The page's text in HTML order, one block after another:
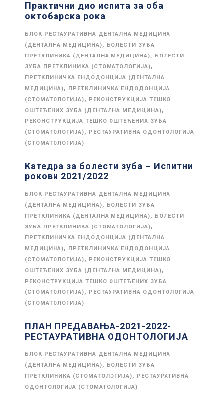
Практични дио испита за оба
октобарска рока
БЛОК РЕСТАУРАТИВНА ДЕНТАЛНА МЕДИЦИНА
(ДЕНТАЛНА МЕДИЦИНА), БОЛЕСТИ ЗУБА
ПРЕТКЛИНИКА (ДЕНТАЛНА МЕДИЦИНА), БОЛЕСТИ
ЗУБА ПРЕТКЛИНИКА (СТОМАТОЛОГИЈА),
ПРЕТКЛИНИЧКА ЕНДОДОНЦИЈА (ДЕНТАЛНА
МЕДИЦИНА), ПРЕТКЛИНИЧКА ЕНДОДОНЦИЈА
(СТОМАТОЛОГИЈА), РЕКОНСТРУКЦИЈА ТЕШКО
ОШТЕЋЕНИХ ЗУБА (ДЕНТАЛНА МЕДИЦИНА),
РЕКОНСТРУКЦИЈА ТЕШКО ОШТЕЋЕНИХ ЗУБА
(СТОМАТОЛОГИЈА), РЕСТАУРАТИВНА ОДОНТОЛОГИЈА
(СТОМАТОЛОГИЈА)
Катедра за болести зуба – Испитни
рокови 2021/2022
БЛОК РЕСТАУРАТИВНА ДЕНТАЛНА МЕДИЦИНА
(ДЕНТАЛНА МЕДИЦИНА), БОЛЕСТИ ЗУБА
ПРЕТКЛИНИКА (ДЕНТАЛНА МЕДИЦИНА), БОЛЕСТИ
ЗУБА ПРЕТКЛИНИКА (СТОМАТОЛОГИЈА),
ПРЕТКЛИНИЧКА ЕНДОДОНЦИЈА (ДЕНТАЛНА
МЕДИЦИНА), ПРЕТКЛИНИЧКА ЕНДОДОНЦИЈА
(СТОМАТОЛОГИЈА), РЕКОНСТРУКЦИЈА ТЕШКО
ОШТЕЋЕНИХ ЗУБА (ДЕНТАЛНА МЕДИЦИНА),
РЕКОНСТРУКЦИЈА ТЕШКО ОШТЕЋЕНИХ ЗУБА
(СТОМАТОЛОГИЈА), РЕСТАУРАТИВНА ОДОНТОЛОГИЈА
(СТОМАТОЛОГИЈА)
ПЛАН ПРЕДАВАЊА-2021-2022-
РЕСТАУРАТИВНА ОДОНТОЛОГИЈА
БЛОК РЕСТАУРАТИВНА ДЕНТАЛНА МЕДИЦИНА
(ДЕНТАЛНА МЕДИЦИНА), БОЛЕСТИ ЗУБА
ПРЕТКЛИНИКА (СТОМАТОЛОГИЈА), РЕСТАУРАТИВНА
ОДОНТОЛОГИЈА (СТОМАТОЛОГИЈА)